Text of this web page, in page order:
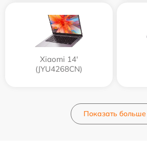
Xiaomi 14'
(JYU4268CN)
Показать больше